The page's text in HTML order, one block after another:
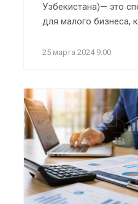
Узбекистана)— это
для малого бизнеса,
25 марта 2024 9:00